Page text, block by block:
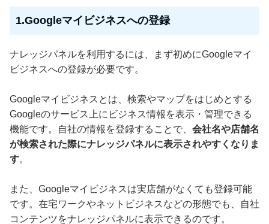
1.Googleマイビジネスへの登録
ナレッジパネルを利用するには、まず初めにGoogleマイ
ビジネスへの登録が必要です。
Googleマイビジネスとは、検索やマップをはじめとする
Googleのサービス上にビジネス情報を表示・管理できる
機能です。自社の情報を登録することで、 会社名や店舗名
が検索された際にナレッジパネルに表示されやすくなりま
す。
また、Googleマイビジネスは実店舗がなくても登録可能
です。在宅ワークやネットビジネスなどの形態でも、自社
コンテンツをナレッジパネルに表示できるのです。